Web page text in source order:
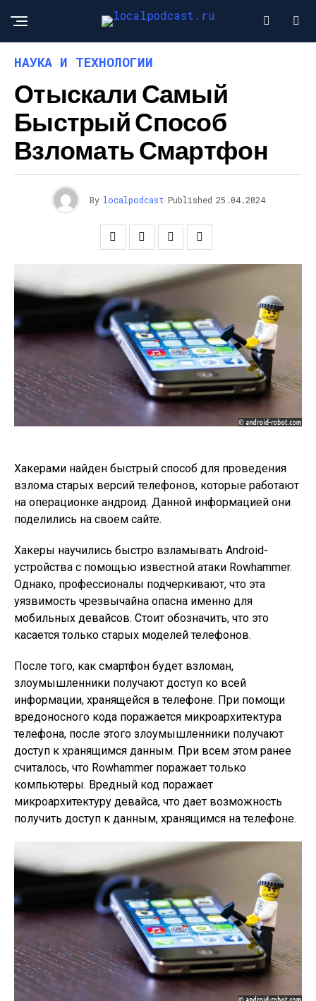
НАУКА И ТЕХНОЛОГИИ
Отыскали Самый
Быстрый Способ
Взломать Смартфон
By localpodcast Published 25.04.2024
Хакерами найден быстрый способ для проведения
взлома старых версий телефонов, которые работают
на операционке андроид. Данной информацией они
поделились на своем сайте.
Хакеры научились быстро взламывать Android-
устройства с помощью известной атаки Rowhammer.
Однако, профессионалы подчеркивают, что эта
уязвимость чрезвычайна опасна именно для
мобильных девайсов. Стоит обозначить, что это
касается только старых моделей телефонов.
После того, как смартфон будет взломан,
злоумышленники получают доступ ко всей
информации, хранящейся в телефоне. При помощи
вредоносного кода поражается микроархитектура
телефона, после этого злоумышленники получают
доступ к хранящимся данным. При всем этом ранее
считалось, что Rowhammer поражает только
компьютеры. Вредный код поражает
микроархитектуру девайса, что дает возможность
получить доступ к данным, хранящимся на телефоне.